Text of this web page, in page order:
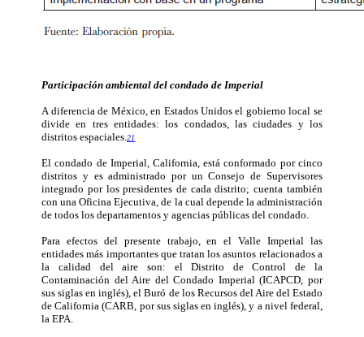
Participación ambiental del condado de Imperial
A diferencia de México, en Estados Unidos el gobierno local se
divide en tres entidades: los condados, las ciudades y los
distritos espaciales.21
El condado de Imperial, California, está conformado por cinco
distritos y es administrado por un Consejo de Supervisores
integrado por los presidentes de cada distrito; cuenta también
con una Oficina Ejecutiva, de la cual depende la administración
de todos los departamentos y agencias públicas del condado.
Para efectos del presente trabajo, en el Valle Imperial las
entidades más importantes que tratan los asuntos relacionados a
la calidad del aire son: el Distrito de Control de la
Contaminación del Aire del Condado Imperial (ICAPCD, por
sus siglas en inglés), el Buró de los Recursos del Aire del Estado
de California (CARB, por sus siglas en inglés), y a nivel federal,
la EPA.